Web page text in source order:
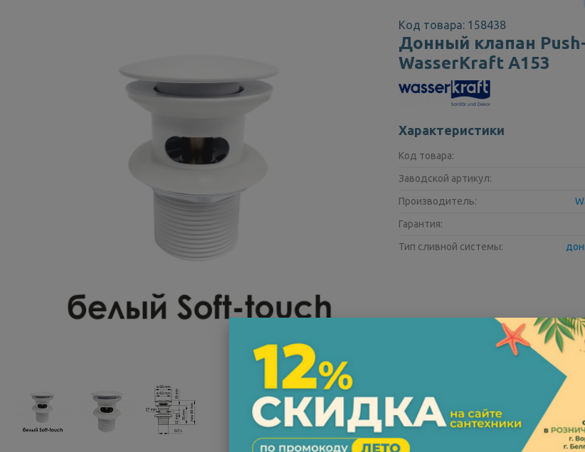
Код товара: 158438
Донный клапан
WasserKraft A153
Характеристики
Код товара:
Заводской артикул:
Производитель:
Гарантия:
Тип сливной системы: